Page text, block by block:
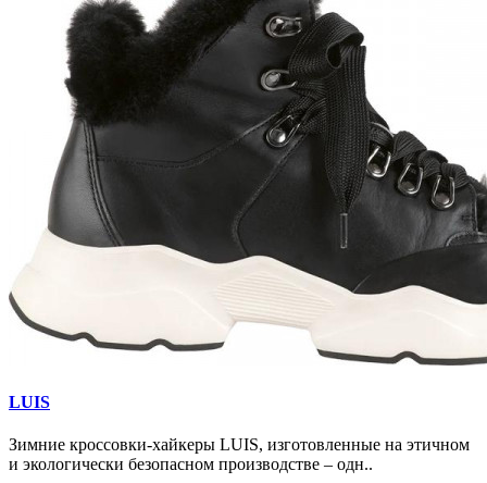
LUIS
Зимние кроссовки-хайкеры LUIS, изготовленные на этичном
и экологически безопасном производстве – одн..